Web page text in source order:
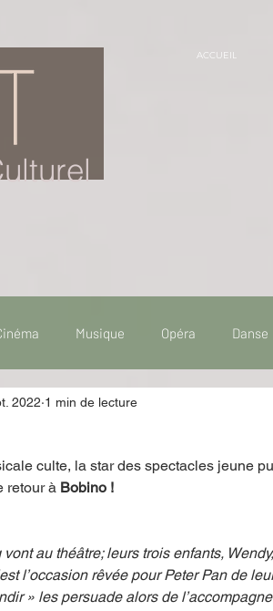
ACCUEIL
Musique Opéra Danse
Fooding - Restaurant
Festival Coup de coeur
Famille Littérature Cirque
2022 1 min de lecture
culte, la star des spectacles jeune
retour à Bobino !
au théâtre; leurs trois enfants,
l’occasion rêvée pour Peter Pan de
» les persuade alors de